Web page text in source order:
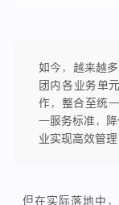
如今，越来越
团内各业务单
作，整合至统
一服务标准，
业实现高效管理
但在实际落地中